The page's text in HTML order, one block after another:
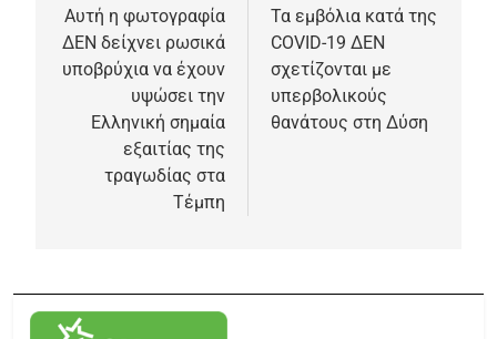
Αυτή η φωτογραφία
ΔΕΝ δείχνει ρωσικά
υποβρύχια να έχουν
υψώσει την
Ελληνική σημαία
εξαιτίας της
τραγωδίας στα
Τέμπη
Τα εμβόλια κατά της
COVID-19 ΔΕΝ
σχετίζονται με
υπερβολικούς
θανάτους στη Δύση